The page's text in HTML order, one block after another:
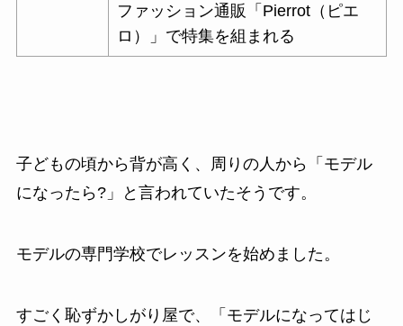
ファッション通販「Pierrot（ピエ
ロ）」で特集を組まれる
子どもの頃から背が高く、周りの人から「モデル
になったら?」と言われていたそうです。
モデルの専門学校でレッスンを始めました。
すごく恥ずかしがり屋で、「モデルになってはじ